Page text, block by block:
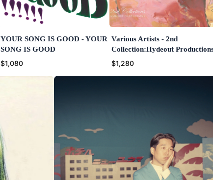
YOUR SONG IS GOOD - YOUR
SONG IS GOOD
$1,080
Various Artists - 2nd
Collection:Hydeout
$1,280